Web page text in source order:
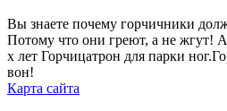
Вы знаете почему горчичники
Потому что они греют, а не жгут!
х лет Горчицатрон для парки
вон!
Карта сайта